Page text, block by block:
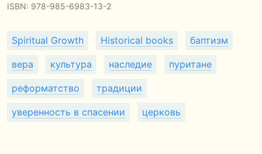
ISBN: 978-985-6983-13-2
Spiritual Growth Historical books баптизм
вера культура наследие пуритане
реформатство традиции
уверенность в спасении церковь